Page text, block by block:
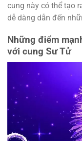
cung này có thể tạo
dễ dàng dẫn đến
Những điểm
với cung Sư Tử